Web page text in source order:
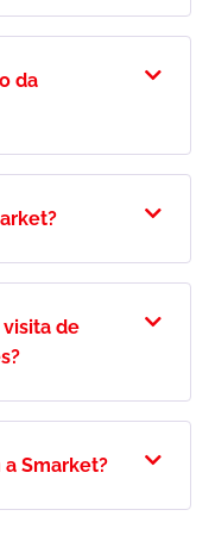
da
de
Smarket?